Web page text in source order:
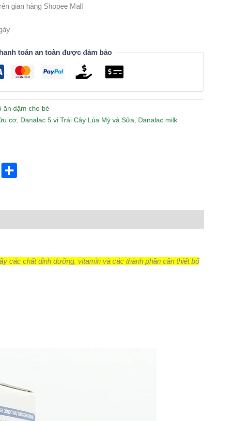
gian hàng Shopee Mall
toán an toàn được đảm bảo
ăn dặm cho bé
cơ, Danalac 5 vị Trái Cây Lúa Mỳ và Sữa
Danalac milk
X
các chất dinh dưỡng, vitamin và các thành phần cần thiết bổ